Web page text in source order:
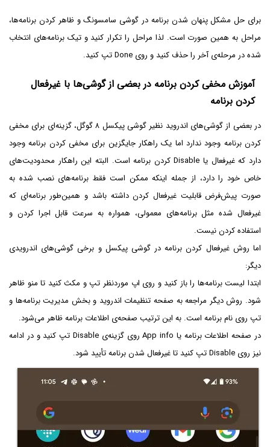
برای حل مشکل پنهان شدن برنامه در گوشی سامسونگ و ظاهر کردن برنامه‌ها،
مراحل به همین صورت است. لذا مراحل را تکرار کنید و تیک برنامه‌های انتخاب
شده در مرحله‌ی آخر را حذف کنید و روی Done تپ کنید.
آموزش مخفی کردن برنامه در بعضی از گوشی‌ها با غیرفعال
کردن برنامه
در بعضی از گوشی‌های اندروید نظیر گوشی پیکسل ۸ گوگل، گزینه‌ای برای مخفی
کردن برنامه وجود ندارد اما یک راهکار جایگزین برای مخفی کردن برنامه وجود
دارد که غیرفعال یا Disable کردن برنامه است. البته این راهکار محدودیت‌های
خاص خود را دارد، از جمله اینکه ممکن است فقط برنامه‌های نصب شده به
صورت پیش‌فرض قابلیت غیرفعال کردن داشته باشد و همین‌طور برنامه‌ای که
غیرفعال شده مثل برنامه‌های معمولی، همواره به سرعت قابل اجرا کردن و
استفاده کردن نیست.
اما روش غیرفعال کردن برنامه در گوشی پیکسل و برخی گوشی‌های اندرویدی
دیگر:
ابتدا لیست برنامه‌ها را باز کنید و روی اپ موردنظر تپ و مکث کنید تا منو ظاهر
شود. روش دیگر مراجعه به صفحه تنظیمات اندروید و بخش مدیریت برنامه‌ها و
تپ روی نام برنامه است. به این ترتیب صفحه‌ی اطلاعات برنامه ظاهر می‌شود.
در صفحه اطلاعات برنامه یا App info روی گزینه‌ی Disable تپ کنید و در ادامه
نیز روی Disable تپ کنید تا غیرفعال شدن برنامه تأیید شود.